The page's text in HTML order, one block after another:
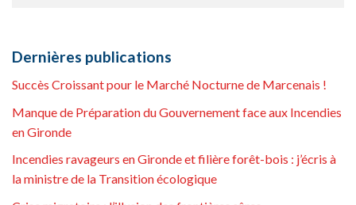
Dernières publications
Succès Croissant pour le Marché Nocturne de Marcenais !
Manque de Préparation du Gouvernement face aux Incendies
en Gironde
Incendies ravageurs en Gironde et filière forêt-bois : j’écris à
la ministre de la Transition écologique